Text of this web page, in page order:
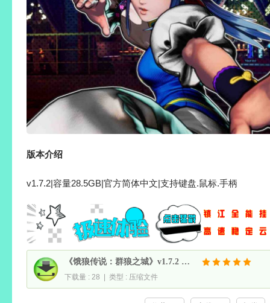
版本介绍
v1.7.2|容量28.5GB|官方简体中文|支持键盘.鼠标.手柄
《饿狼传说：群狼之城》v1.7.2 免安装中文硬盘版
下载量 : 28 | 类型 : 压缩文件